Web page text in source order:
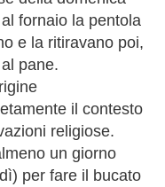
fornaio la pentola
e la ritiravano poi,
pane.
il contesto
religiose.
un giorno
per fare il bucato